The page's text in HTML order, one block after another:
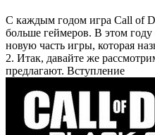
С каждым годом игра Call of
больше геймеров. В этом году
новую часть игры, которая
2. Итак, давайте же
предлагают. Вступление